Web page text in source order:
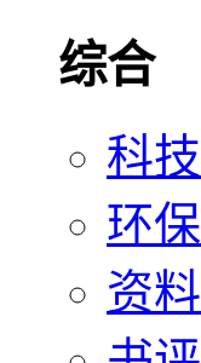
综合
科技
环保
资料